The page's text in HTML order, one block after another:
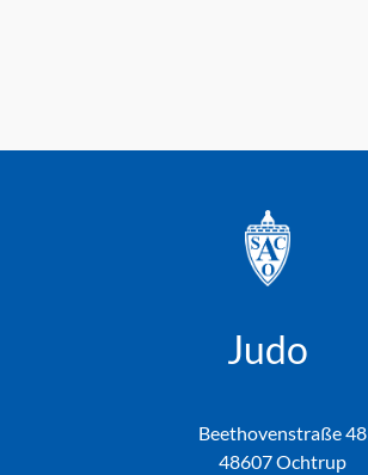
Judo
Beethovenstraße 48
48607 Ochtrup